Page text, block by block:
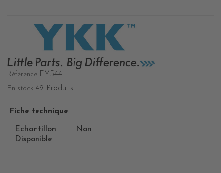
Référence FY544
En stock 49 Produits
Fiche technique
Echantillon
Disponible
Non